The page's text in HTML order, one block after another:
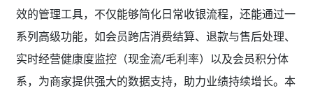
效的管理工具，不仅能够简化日常收银流程，还能通过一
系列高级功能，如会员跨店消费结算、退款与售后处理、
实时经营健康度监控（现金流/毛利率）以及会员积分体
系，为商家提供强大的数据支持，助力业绩持续增长。本